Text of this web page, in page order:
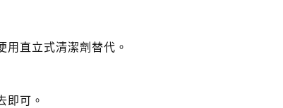
用直立式清潔劑替代。
即可。